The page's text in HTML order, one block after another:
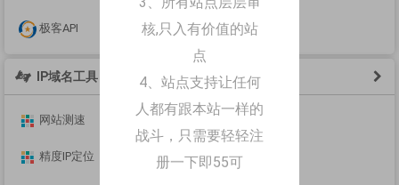
核,只入有价值的站
点
4、站点支持让任何
人都有跟本站一样的
战斗，只需要轻轻注
册一下即55可
极客API 易连数据
IP域名工具
网站测速 51LA 工具
精度IP定位 备案查询